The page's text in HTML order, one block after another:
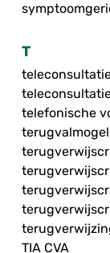
T
telefonische
TIA CVA